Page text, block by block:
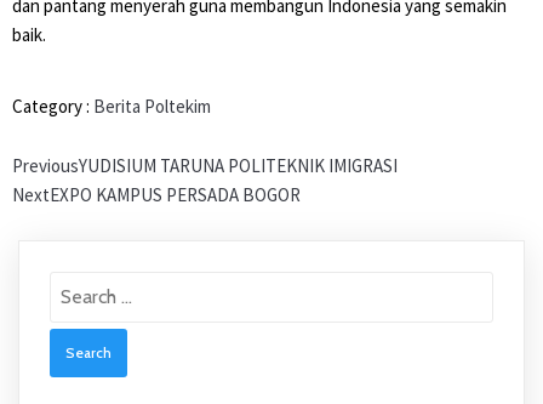
dan pantang menyerah guna membangun Indonesia yang semakin
baik. ⁣
Category : Berita Poltekim
PreviousYUDISIUM TARUNA POLITEKNIK IMIGRASI
NextEXPO KAMPUS PERSADA BOGOR
Search